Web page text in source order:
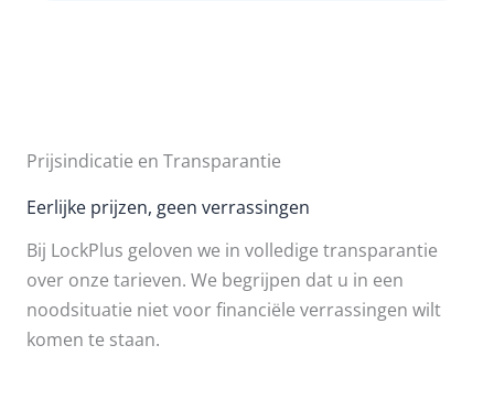
Prijsindicatie en Transparantie
Eerlijke prijzen, geen verrassingen
Bij LockPlus geloven we in volledige transparantie
over onze tarieven. We begrijpen dat u in een
noodsituatie niet voor financiële verrassingen wilt
komen te staan.